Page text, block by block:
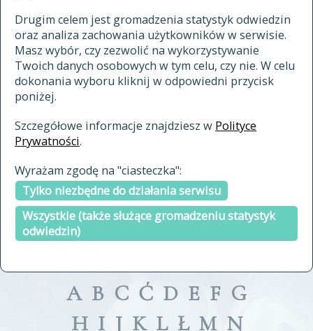
Drugim celem jest gromadzenia statystyk odwiedzin
oraz analiza zachowania użytkowników w serwisie.
Masz wybór, czy zezwolić na wykorzystywanie
Twoich danych osobowych w tym celu, czy nie. W celu
dokonania wyboru kliknij w odpowiedni przycisk
poniżej.
Szczegółowe informacje znajdziesz w Polityce
Prywatności.
Wyrażam zgodę na "ciasteczka":
Tylko niezbędne do działania serwisu
Wszystkie (także służące gromadzeniu statystyk
odwiedzin)
materiały archiwalne
cytowanie
kontakt
indeksie
a fronte
a tergo
A B C Ć D E F G
H I J K L Ł M N